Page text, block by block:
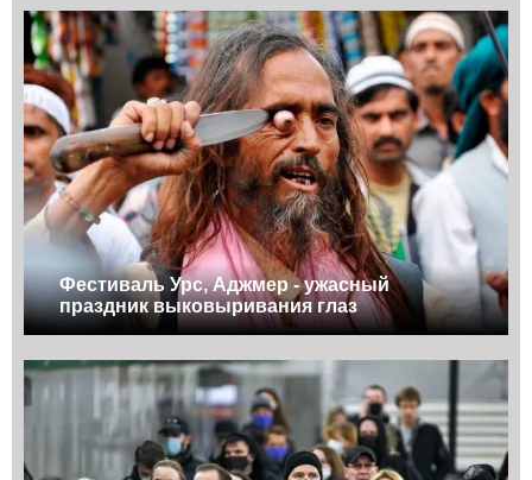
Фестиваль Урс, Аджмер - ужасный
праздник выковыривания глаз